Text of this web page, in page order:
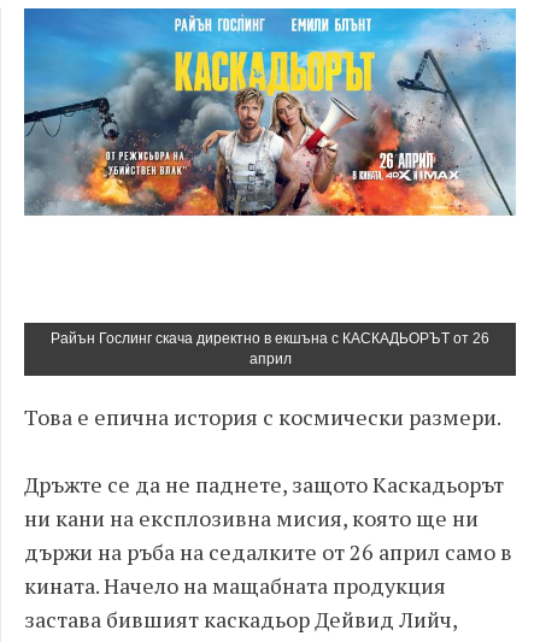
Райън Гослинг скача директно в екшъна с КАСКАДЬОРЪТ от 26
април
Това е епична история с космически размери.
Дръжте се да не паднете, защото Каскадьорът
ни кани на експлозивна мисия, която ще ни
държи на ръба на седалките от 26 април само в
кината. Начело на мащабната продукция
застава бившият каскадьор Дейвид Лийч,